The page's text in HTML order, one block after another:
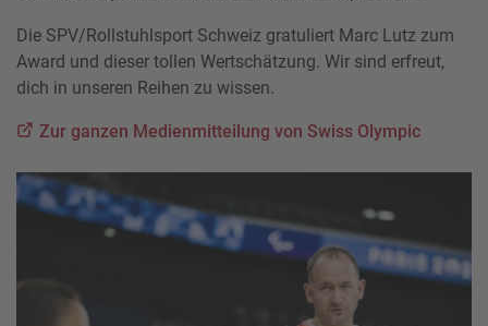
Die SPV/Rollstuhlsport Schweiz gratuliert Marc Lutz zum
Award und dieser tollen Wertschätzung. Wir sind erfreut,
dich in unseren Reihen zu wissen.
Zur ganzen Medienmitteilung von Swiss Olympic